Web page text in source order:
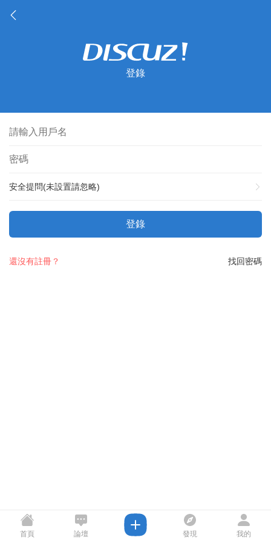
登錄
安全提問(未設置請忽略)
登錄
找回密碼
還沒有註冊？
首頁 論壇 發現 我的